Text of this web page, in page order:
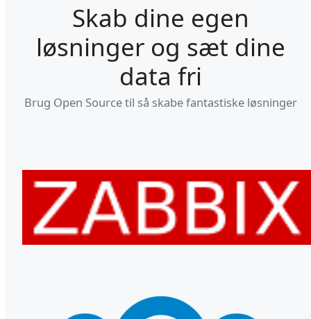
Skab dine egen
løsninger og sæt dine
data fri
Brug Open Source til så skabe fantastiske løsninger